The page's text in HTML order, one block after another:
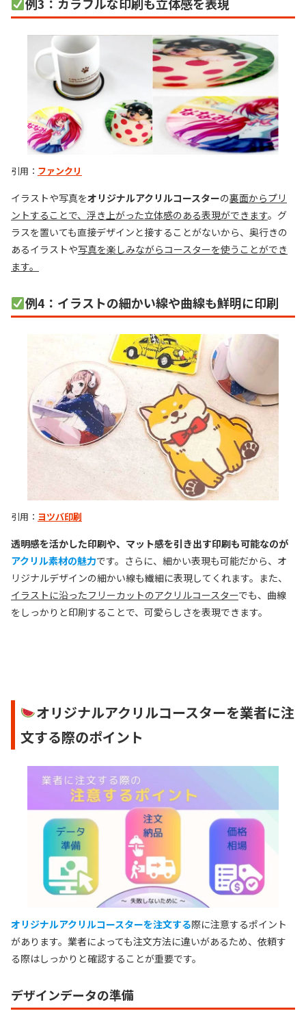
引用： ファンクリ
イラストや写真をオリジナルアクリルコースターの裏面からプリ
ントすることで、浮き上がった立体感のある表現ができます。グ
ラスを置いても直接デザインと接することがないから、奥行きの
あるイラストや写真を楽しみながらコースターを使うことができ
ます。
例4：イラストの細かい線や曲線も鮮明に印刷
引用： ヨツバ印刷
透明感を活かした印刷や、マット感を引き出す印刷も可能なのが
アクリル素材の魅力です。さらに、細かい表現も可能だから、オ
リジナルデザインの細かい線も繊細に表現してくれます。また、
イラストに沿ったフリーカットのアクリルコースターでも、曲線
をしっかりと印刷することで、可愛らしさを表現できます。
オリジナルアクリルコースターを業者に注
文する際のポイント
オリジナルアクリルコースターを注文する際に注意するポイント
があります。業者によっても注文方法に違いがあるため、依頼す
る際はしっかりと確認することが重要です。
デザインデータの準備